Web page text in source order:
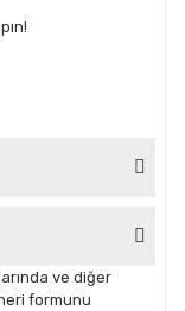
ve diğer
formunu